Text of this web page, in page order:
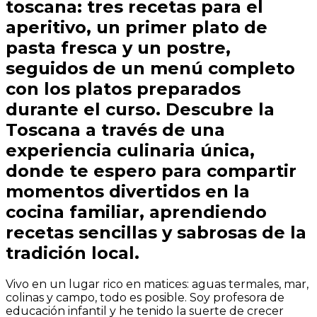
toscana: tres recetas para el
aperitivo, un primer plato de
pasta fresca y un postre,
seguidos de un menú completo
con los platos preparados
durante el curso. Descubre la
Toscana a través de una
experiencia culinaria única,
donde te espero para compartir
momentos divertidos en la
cocina familiar, aprendiendo
recetas sencillas y sabrosas de la
tradición local.
Vivo en un lugar rico en matices: aguas termales, mar,
colinas y campo, todo es posible. Soy profesora de
educación infantil y he tenido la suerte de crecer